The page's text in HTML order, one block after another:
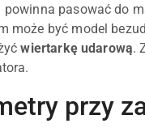
obniżką
powinna pasować do
może być model
wiertarkę udarową.
przy